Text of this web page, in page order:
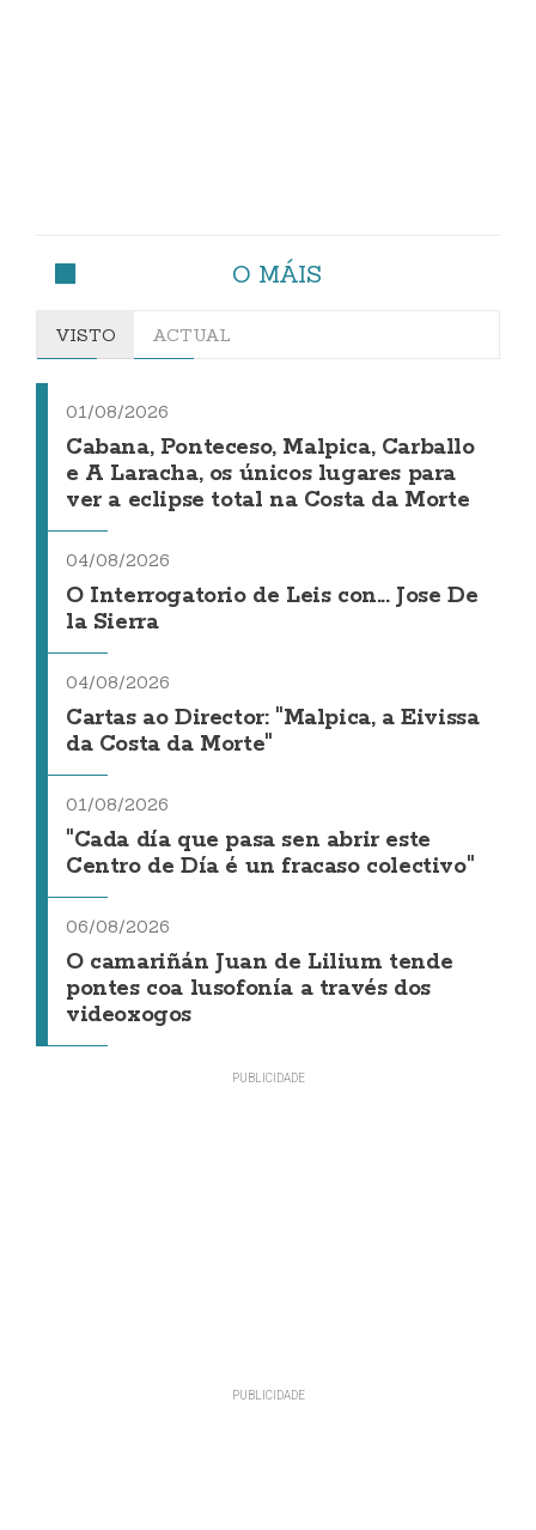
O MÁIS
VISTO ACTUAL
01/08/2026
Cabana, Ponteceso, Malpica, Carballo
e A Laracha, os únicos lugares para
ver a eclipse total na Costa da Morte
04/08/2026
O Interrogatorio de Leis con... Jose De
la Sierra
04/08/2026
Cartas ao Director: "Malpica, a Eivissa
da Costa da Morte"
01/08/2026
"Cada día que pasa sen abrir este
Centro de Día é un fracaso colectivo"
06/08/2026
O camariñán Juan de Lilium tende
pontes coa lusofonía a través dos
videoxogos